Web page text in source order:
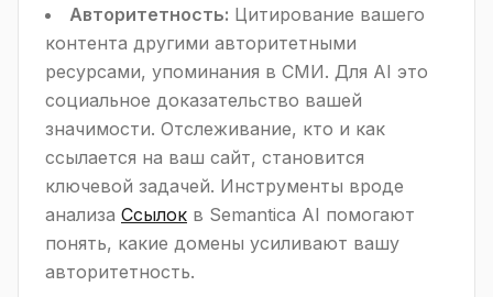
Авторитетность: Цитирование вашего
контента другими авторитетными
ресурсами, упоминания в СМИ. Для AI это
социальное доказательство вашей
значимости. Отслеживание, кто и как
ссылается на ваш сайт, становится
ключевой задачей. Инструменты вроде
анализа Ссылок в Semantica AI помогают
понять, какие домены усиливают вашу
авторитетность.